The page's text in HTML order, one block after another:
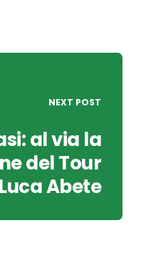
NEXT POST
al via la
del Tour
Abete